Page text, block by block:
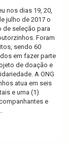
nos dias 19, 20,
julho de 2017 o
de seleção para
Foram
sendo 60
em fazer parte
de doação e
A ONG
atua em seis
e uma (1)
e